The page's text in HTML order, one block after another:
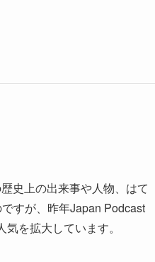
史上の出来事や人物、はて
すが、昨年Japan Podcast
を拡大しています。